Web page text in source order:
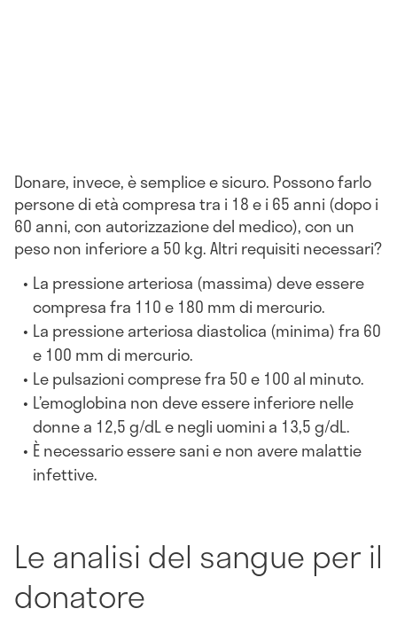
Donare, invece, è semplice e sicuro. Possono farlo
persone di età compresa tra i 18 e i 65 anni (dopo i
60 anni, con autorizzazione del medico), con un
peso non inferiore a 50 kg. Altri requisiti necessari?
La pressione arteriosa (massima) deve essere
compresa fra 110 e 180 mm di mercurio.
La pressione arteriosa diastolica (minima) fra 60
e 100 mm di mercurio.
Le pulsazioni comprese fra 50 e 100 al minuto.
L’emoglobina non deve essere inferiore nelle
donne a 12,5 g/dL e negli uomini a 13,5 g/dL.
È necessario essere sani e non avere malattie
infettive.
Le analisi del sangue per il
donatore